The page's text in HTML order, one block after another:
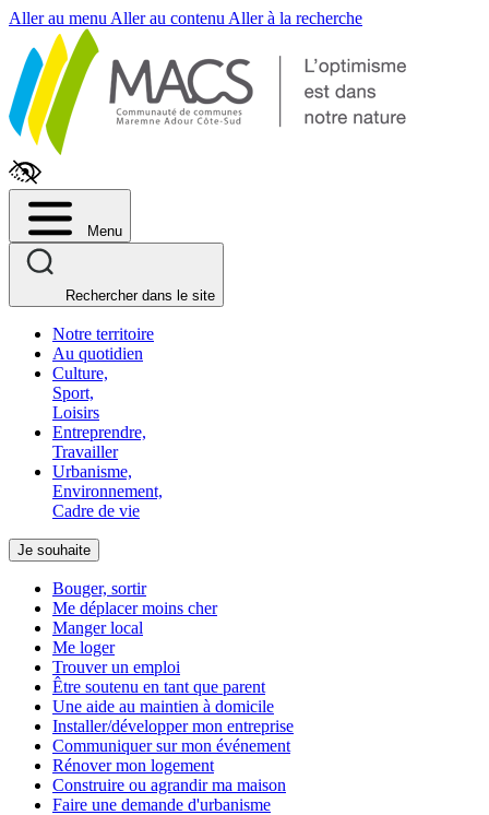
Aller au menu Aller au contenu Aller à la recherche
Menu
Rechercher dans le site
Notre territoire
Au quotidien
Culture,
Sport,
Loisirs
Entreprendre,
Travailler
Urbanisme,
Environnement,
Cadre de vie
Je souhaite
Bouger, sortir
Me déplacer moins cher
Manger local
Me loger
Trouver un emploi
Être soutenu en tant que parent
Une aide au maintien à domicile
Installer/développer mon entreprise
Communiquer sur mon événement
Rénover mon logement
Construire ou agrandir ma maison
Faire une demande d'urbanisme
Fenêtre
de
chat